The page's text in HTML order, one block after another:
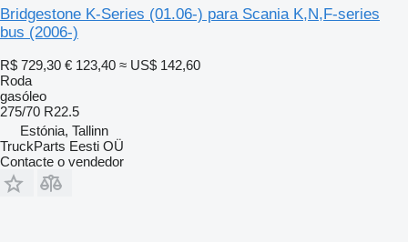
Bridgestone K-Series (01.06-) para Scania K,N,F-series
bus (2006-)
R$ 729,30 € 123,40 ≈ US$ 142,60
Roda
gasóleo
275/70 R22.5
Estónia, Tallinn
TruckParts Eesti OÜ
Contacte o vendedor